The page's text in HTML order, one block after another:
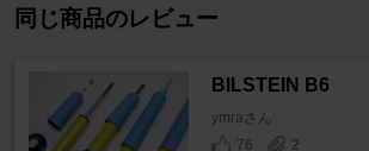
同じ商品のレビュー
BILSTEIN B6
ymraさん
76
2